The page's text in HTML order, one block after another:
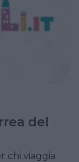
del
chi viaggia